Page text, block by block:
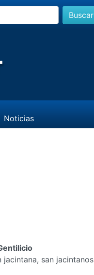
Buscar
Noticias
jacintana, san jacintanos